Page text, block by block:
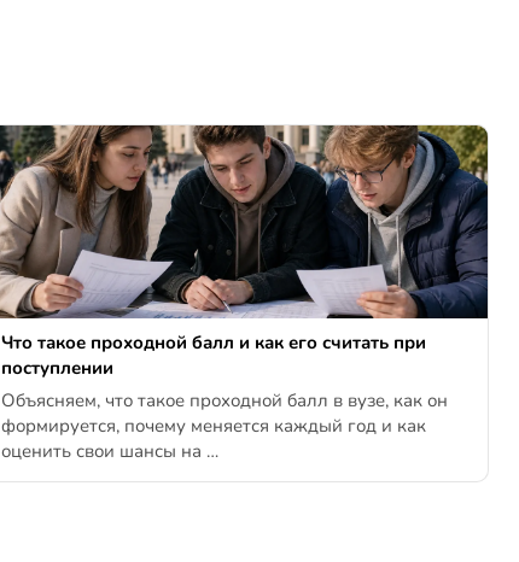
Что такое проходной балл и как его считать при
поступлении
Объясняем, что такое проходной балл в вузе, как он
формируется, почему меняется каждый год и как
оценить свои шансы на …